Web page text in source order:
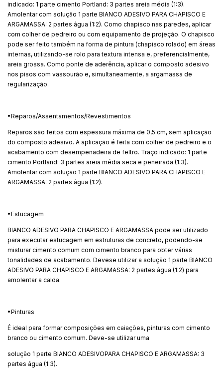
indicado: 1 parte cimento Portland: 3 partes areia média (1:3).
Amolentar com solução 1 parte BIANCO ADESIVO PARA CHAPISCO E
ARGAMASSA: 2 partes água (1:2). Como chapisco nas paredes, aplicar
com colher de pedreiro ou com equipamento de projeção. O chapisco
pode ser feito também na forma de pintura (chapisco rolado) em áreas
internas, utilizando-se rolo para textura intensa e, preferencialmente,
areia grossa. Como ponte de aderência, aplicar o composto adesivo
nos pisos com vassourão e, simultaneamente, a argamassa de
regularização.
•Reparos/Assentamentos/Revestimentos
Reparos são feitos com espessura máxima de 0,5 cm, sem aplicação
do composto adesivo. A aplicação é feita com colher de pedreiro e o
acabamento com desempenadeira de feltro. Traço indicado: 1 parte
cimento Portland: 3 partes areia média seca e peneirada (1:3).
Amolentar com solução 1 parte BIANCO ADESIVO PARA CHAPISCO E
ARGAMASSA: 2 partes água (1:2).
•Estucagem
BIANCO ADESIVO PARA CHAPISCO E ARGAMASSA pode ser utilizado
para executar estucagem em estruturas de concreto, podendo-se
misturar cimento comum com cimento branco para obter várias
tonalidades de acabamento. Devese utilizar a solução 1 parte BIANCO
ADESIVO PARA CHAPISCO E ARGAMASSA: 2 partes água (1:2) para
amolentar a calda.
•Pinturas
É ideal para formar composições em caiações, pinturas com cimento
branco ou cimento comum. Deve-se utilizar uma
solução 1 parte BIANCO ADESIVOPARA CHAPISCO E ARGAMASSA: 3
partes água (1:3).